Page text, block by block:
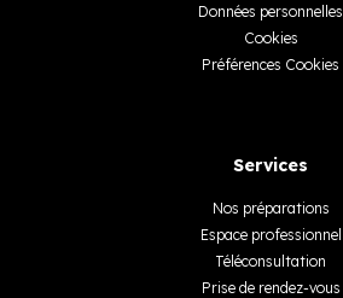
Données personnelles
Cookies
Préférences Cookies
Services
Nos préparations
Espace professionnel
Téléconsultation
Prise de rendez-vous